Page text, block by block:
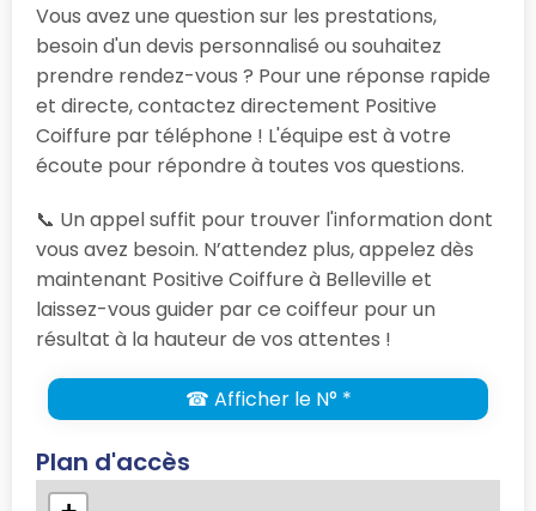
Vous avez une question sur les prestations,
besoin d'un devis personnalisé ou souhaitez
prendre rendez-vous ? Pour une réponse rapide
et directe, contactez directement Positive
Coiffure par téléphone ! L'équipe est à votre
écoute pour répondre à toutes vos questions.
📞 Un appel suffit pour trouver l'information dont
vous avez besoin. N’attendez plus, appelez dès
maintenant Positive Coiffure à Belleville et
laissez-vous guider par ce coiffeur pour un
résultat à la hauteur de vos attentes !
☎ Afficher le N° *
Plan d'accès